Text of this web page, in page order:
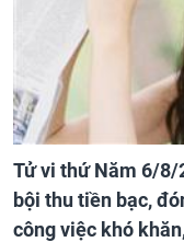
Tử vi thứ Năm 6/8/
bội thu tiền bạc,
công việc khó